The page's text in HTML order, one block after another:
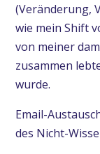
(Veränderung,
wie mein Shift
von meiner
zusammen
wurde.
Email-
des Nicht-